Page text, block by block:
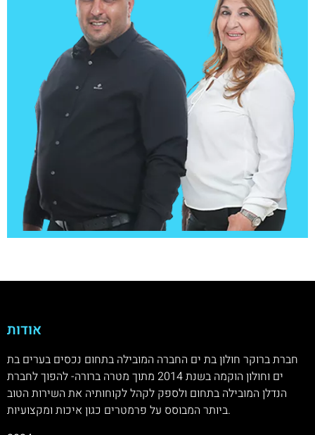
אודות
חברת ברוקר חולון בת ים החברה המובילה בתחום נכסים בערים בת
ים וחולון הוקמה בשנת 2014 מתוך מטרה ברורה- להפוך לחברת
הנדלן המובילה בתחום ולספק לקהל לקוחותיה את השירות הטוב
ביותר המבוסס על פרמטרים כגון איכות ומקצועיות.